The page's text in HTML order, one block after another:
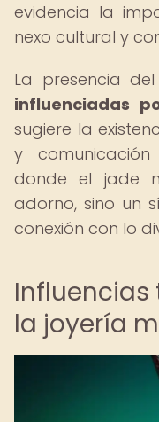
evidencia la
nexo cultural y
La presencia
influenciadas
sugiere la
y
donde el jade
adorno, sino un
conexión con lo
la joyería